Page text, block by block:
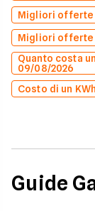
Migliori offerte
Migliori offerte
Quanto costa
09/08/2026
Costo di un
Guide